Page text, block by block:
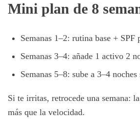
Mini plan de 8
Semanas 1–2: rutina base + SPF
Semanas 3–4: añade 1 activo 2
Semanas 5–8: sube a 3–4
Si te irritas, retrocede una semana:
más que la velocidad.